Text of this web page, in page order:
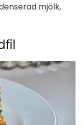
mjölk,